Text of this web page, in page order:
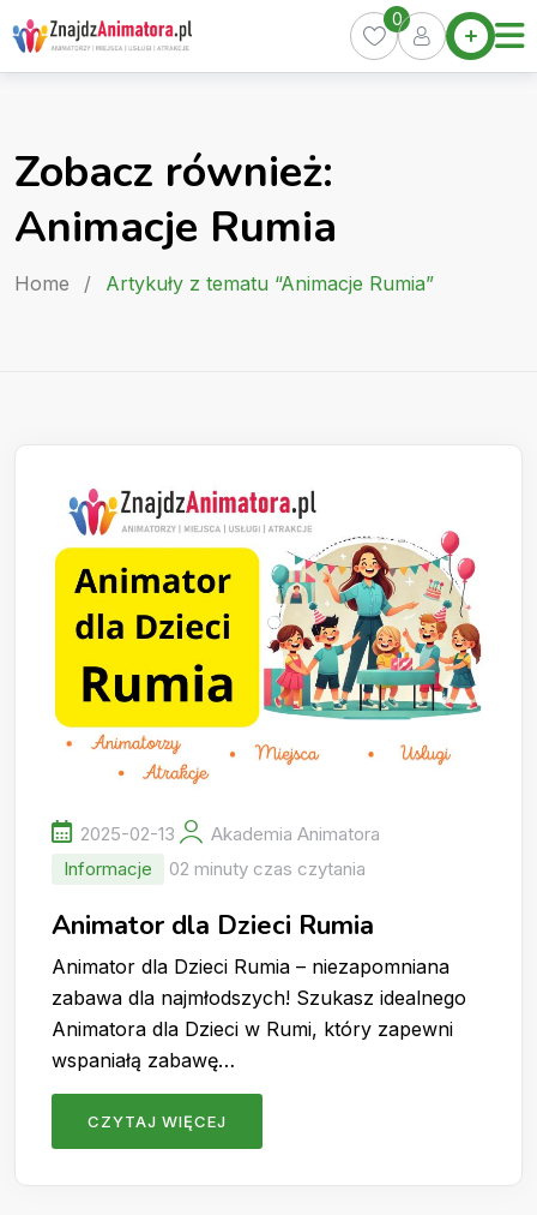
Skip
to
content
Home
Oferty
0
Zobacz również:
Animacje Rumia
Home / Artykuły z tematu “Animacje Rumia”
2025-02-13
Akademia Animatora
Informacje
02 minuty czas czytania
Animator dla Dzieci Rumia
Animator dla Dzieci Rumia – niezapomniana
zabawa dla najmłodszych! Szukasz idealnego
Animatora dla Dzieci w Rumi, który zapewni
wspaniałą zabawę…
CZYTAJ WIĘCEJ